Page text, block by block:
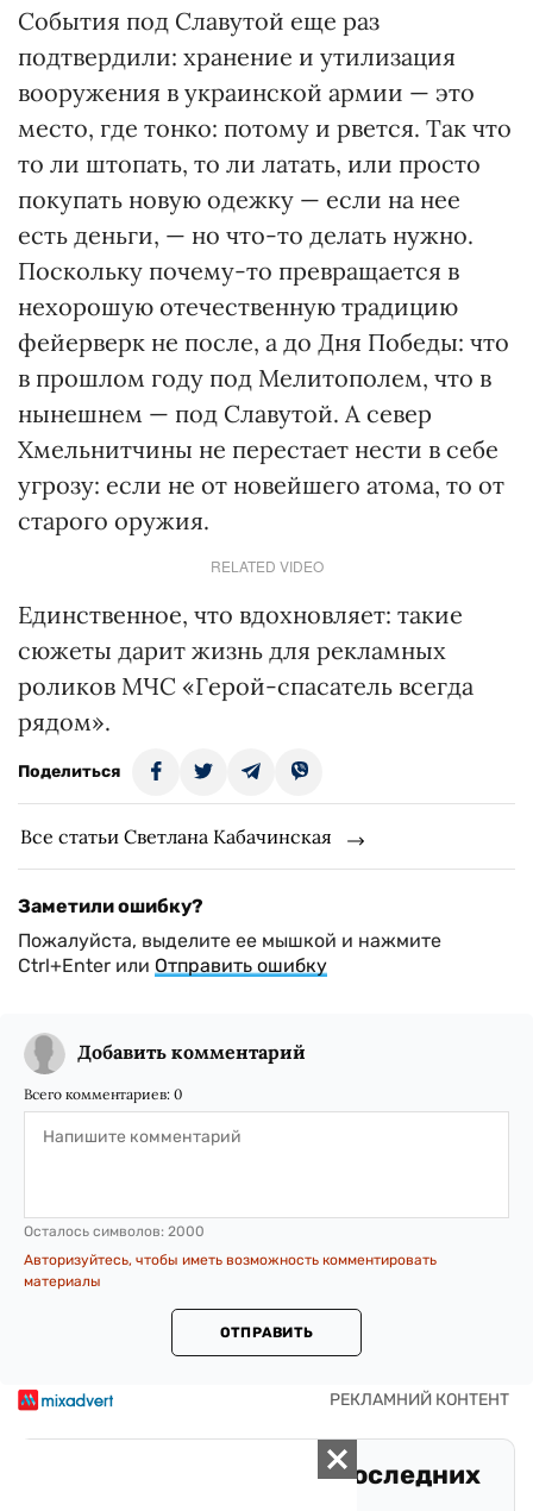
События под Славутой еще раз
подтвердили: хранение и утилизация
вооружения в украинской армии — это
место, где тонко: потому и рвется. Так что
то ли штопать, то ли латать, или просто
покупать новую одежку — если на нее
есть деньги, — но что-то делать нужно.
Поскольку почему-то превращается в
нехорошую отечественную традицию
фейерверк не после, а до Дня Победы: что
в прошлом году под Мелитополем, что в
нынешнем — под Славутой. А север
Хмельнитчины не перестает нести в себе
угрозу: если не от новейшего атома, то от
старого оружия.
RELATED VIDEO
Единственное, что вдохновляет: такие
сюжеты дарит жизнь для рекламных
роликов МЧС «Герой-спасатель всегда
рядом».
Поделиться
Все статьи Светлана Кабачинская
Заметили ошибку?
Пожалуйста, выделите ее мышкой и нажмите
Ctrl+Enter или Отправить ошибку
Добавить комментарий
Всего комментариев: 0
Осталось символов: 2000
Авторизуйтесь, чтобы иметь возможность комментировать
материалы
ОТПРАВИТЬ
Оставайтесь в курсе последних